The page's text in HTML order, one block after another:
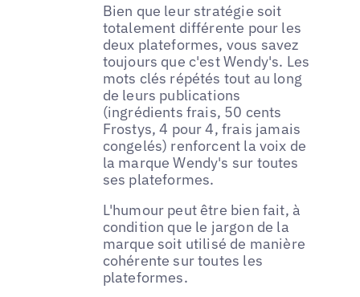
Bien que leur stratégie soit
totalement différente pour les
deux plateformes, vous savez
toujours que c'est Wendy's. Les
mots clés répétés tout au long
de leurs publications
(ingrédients frais, 50 cents
Frostys, 4 pour 4, frais jamais
congelés) renforcent la voix de
la marque Wendy's sur toutes
ses plateformes.
L'humour peut être bien fait, à
condition que le jargon de la
marque soit utilisé de manière
cohérente sur toutes les
plateformes.